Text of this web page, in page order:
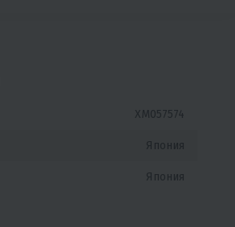
XM057574
Япония
Япония